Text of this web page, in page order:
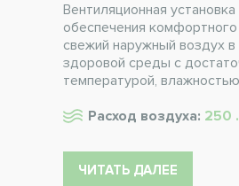
Вентиляционная
обеспечения
свежий наружный воздух
здоровой среды с
температурой,
Расход воздуха: 250
ЧИТАТЬ ДАЛЕЕ